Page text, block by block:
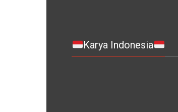
Karya Indonesia